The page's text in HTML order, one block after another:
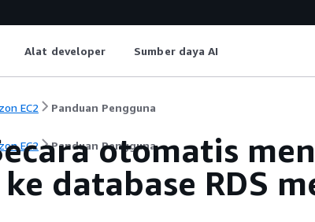
Alat developer Sumber daya AI
EC2 Panduan Pengguna
EC2 Panduan Penggunaotomatis
database RDS